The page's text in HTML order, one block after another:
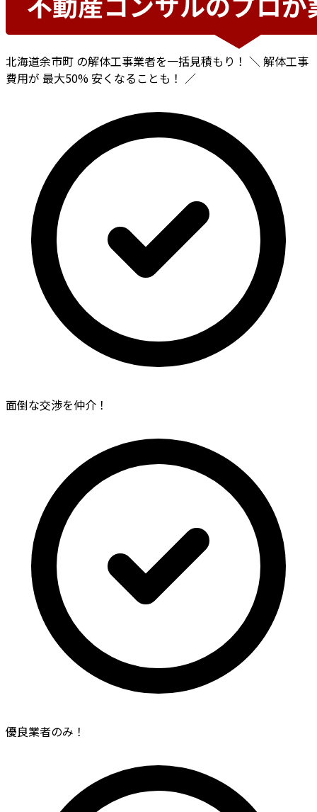
北海道余市町 の解体工事業者を一括見積もり！ ＼ 解体工事
費用が 最大50%安くなることも！ ／
面倒な交渉を仲介！
優良業者のみ！